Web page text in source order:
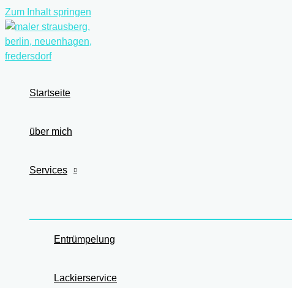
Zum Inhalt springen
Startseite
über mich
Services
Entrümpelung
Lackierservice